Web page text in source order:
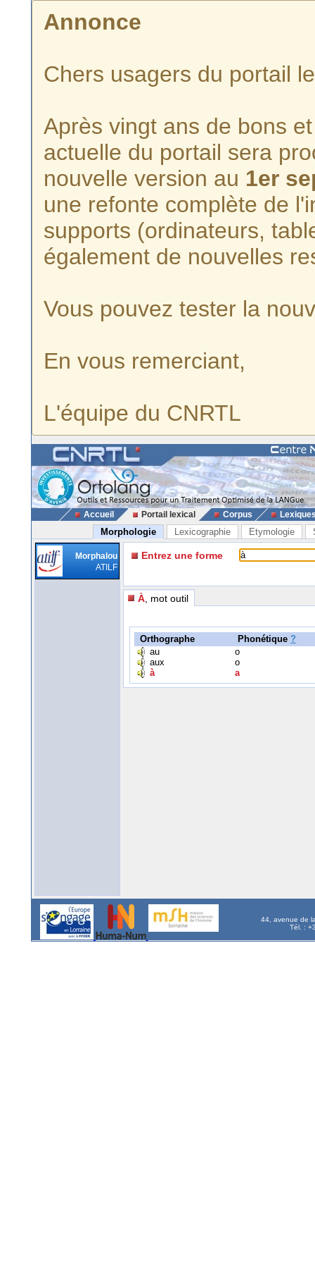
Annonce
Chers usagers du portail
Après vingt ans de bons
actuelle du portail sera
nouvelle version au 1er
une refonte complète de
supports (ordinateurs,
également de nouvelles
Vous pouvez tester la
En vous remerciant,
L'équipe du CNRTL
Accueil Portail lexical Corpus
Morphologie Lexicographie Etymologie
Morphalou
ATILF
Entrez une forme
À , mot outil
Orthographe Phonétique ?
au
o
aux
o
à
a
44, avenue de
Tél. :